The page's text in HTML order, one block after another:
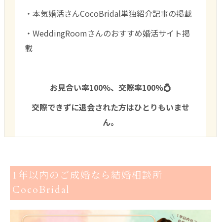
・本気婚活さんCocoBridal単独紹介記事の掲載
・WeddingRoomさんのおすすめ婚活サイト掲
載
お見合い率100%、交際率100%💍
交際できずに退会された方はひとりもいませ
ん。
1年以内のご成婚なら結婚相談所
CocoBridal